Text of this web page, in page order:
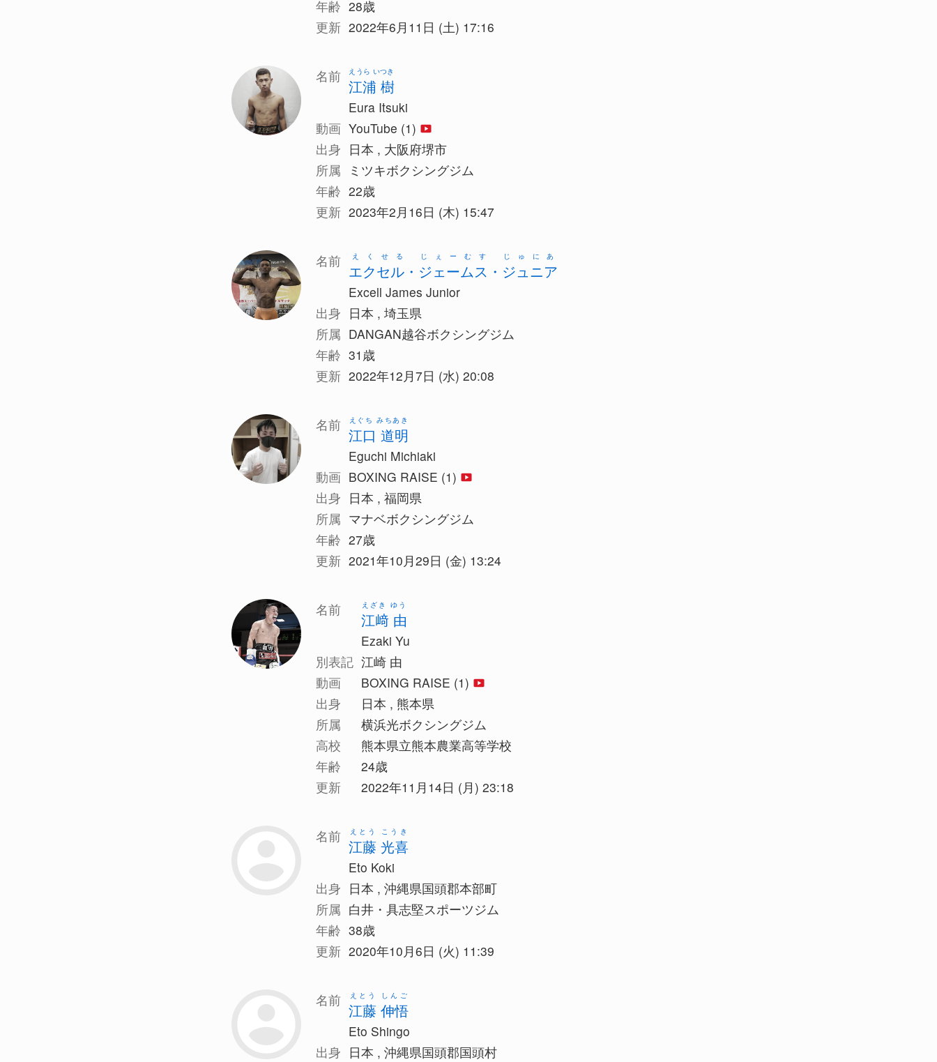
年齢 28歳
更新 2022年6月11日 (土) 17:16
名前
江浦 樹
えうら いつき
Eura Itsuki
動画 YouTube (1)
出身 日本 , 大阪府堺市
所属
ミツキボクシングジム
年齢 22歳
更新 2023年2月16日 (木) 15:47
名前
エクセル・ジェームス・ジュニア
えくせる じぇーむす じゅにあ
Excell James Junior
出身 日本 , 埼玉県
所属 DANGAN越谷ボクシングジム
年齢 31歳
更新 2022年12月7日 (水) 20:08
名前
江口 道明
えぐち みちあき
Eguchi Michiaki
動画 BOXING RAISE (1)
出身 日本 , 福岡県
所属 マナベボクシングジム
年齢 27歳
更新 2021年10月29日 (金) 13:24
名前
江﨑 由
えざき ゆう
Ezaki Yu
別表記 江崎 由
動画
BOXING RAISE (1)
出身
日本 , 熊本県
所属
横浜光ボクシングジム
高校
熊本県立熊本農業高等学校
年齢
24歳
更新
2022年11月14日 (月) 23:18
名前
江藤 光喜
えとう こうき
Eto Koki
出身 日本 , 沖縄県国頭郡本部町
所属 白井・具志堅スポーツジム
年齢 38歳
更新 2020年10月6日 (火) 11:39
名前
江藤 伸悟
えとう しんご
Eto Shingo
出身 日本 , 沖縄県国頭郡国頭村